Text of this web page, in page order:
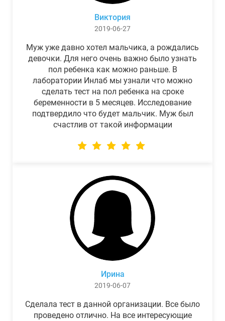
Виктория
2019-06-27
Муж уже давно хотел мальчика, а рождались
девочки. Для него очень важно было узнать
пол ребенка как можно раньше. В
лаборатории Инлаб мы узнали что можно
сделать тест на пол ребенка на сроке
беременности в 5 месяцев. Исследование
подтвердило что будет мальчик. Муж был
счастлив от такой информации
Ирина
2019-06-07
Сделала тест в данной организации. Все было
проведено отлично. На все интересующие